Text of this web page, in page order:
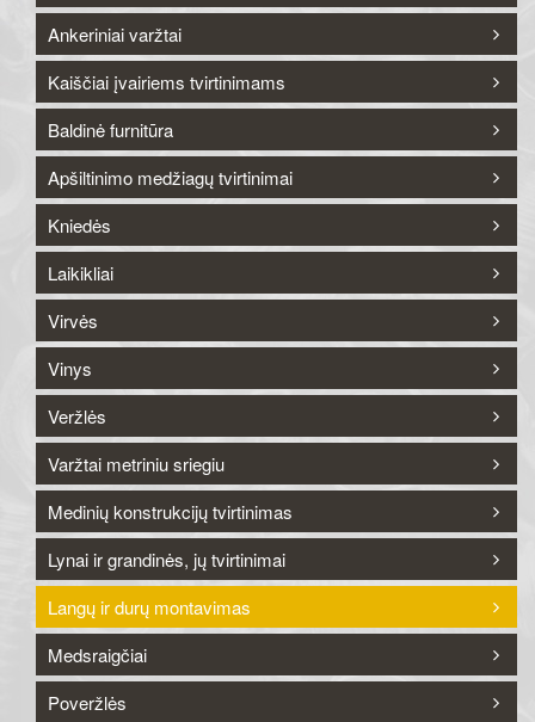
Ankeriniai varžtai
Kaiščiai įvairiems tvirtinimams
Baldinė furnitūra
Apšiltinimo medžiagų tvirtinimai
Kniedės
Laikikliai
Virvės
Vinys
Veržlės
Varžtai metriniu sriegiu
Medinių konstrukcijų tvirtinimas
Lynai ir grandinės, jų tvirtinimai
Langų ir durų montavimas
Medsraigčiai
Poveržlės